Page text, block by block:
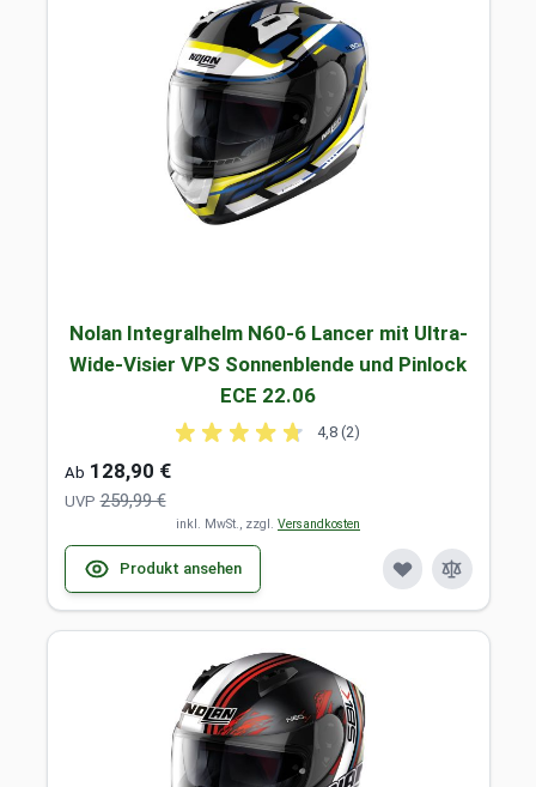
Nolan Integralhelm N60-6 Lancer mit Ultra-
Wide-Visier VPS Sonnenblende und Pinlock
ECE 22.06
4,8 (2)
Ab 128,90 €
UVP 259,99 €
inkl. MwSt., zzgl. Versandkosten
Produkt ansehen